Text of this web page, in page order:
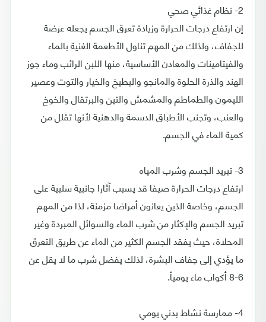
2- نظام غذائي صحي
إن ارتفاع درجات الحرارة وزيادة تعرق الجسم يجعله عرضة
للجفاف، ولذلك من المهم تناول الأطعمة الغنية بالماء
والفيتامينات والمعادن الأساسية، منها اللبن الرائب وماء جوز
الهند والذرة الحلوة والمانجو والبطيخ والخيار والتوت وعصير
الليمون والطماطم والمشمش والتين والبرتقال والخوخ
والعنب، وتجنب الأطباق الدسمة والدهنية لأنها تقلل من
كمية الماء في الجسم.
3- تبريد الجسم وشرب المياه
ارتفاع درجات الحرارة صيفا قد يسبب آثارا جانبية سلبية على
الجسم، وخاصة الذين يعانون أمراضا مزمنة، لذا من المهم
تبريد الجسم والإكثار من شرب الماء والسوائل المبردة وغير
المحلاة، حيث يفقد الجسم الكثير من الماء عن طريق التعرق
ما يؤدي إلى جفاف البشرة، لذلك يفضل شرب ما لا يقل عن
6-8 أكواب ماء يومياً.
4- ممارسة نشاط بدني يومي